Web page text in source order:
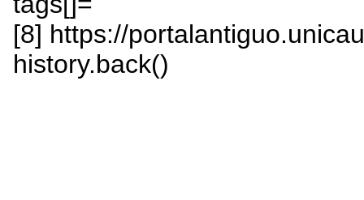
[8] https://
history.back()